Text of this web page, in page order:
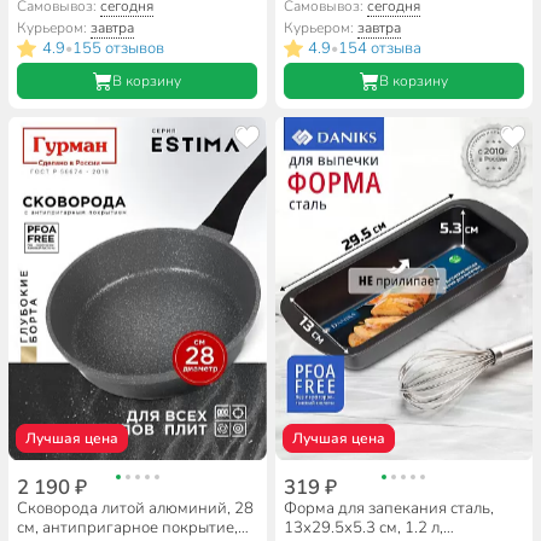
Kukmara, Granit Ultra, синяя,
сгг240а
Самовывоз:сегодня
Курьером:завтра
4.9•155 отзывов
В корзину
Мечта, Premium grey, серая,
съемная ручка, 024901
Самовывоз: сегодня
Курьером: завтра
4.9•154 отзыва
В корзину
Лучшая цена
2 190 ₽
Сковорода литой алюминий, 28
см, антипригарное покрытие,
Лучшая цена
319 ₽
Форма для запекания сталь,
13х29.5х5.3 см, 1.2 л,